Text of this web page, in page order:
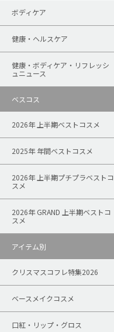
ボディケア
健康・ヘルスケア
健康・ボディケア・リフレッシ
ュニュース
ベスコス
2026年 上半期ベストコスメ
2025年 年間ベストコスメ
2026年 上半期プチプラベストコ
スメ
2026年 GRAND 上半期ベストコ
スメ
アイテム別
クリスマスコフレ特集2026
ベースメイクコスメ
口紅・リップ・グロス